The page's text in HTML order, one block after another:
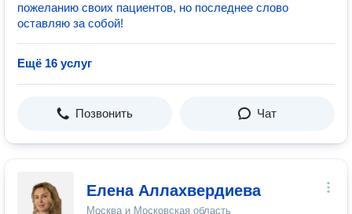
пожеланию своих пациентов, но последнее слово
оставляю за собой!
Ещё 16 услуг
Позвонить Чат
Елена Аллахвердиева
Москва и Московская область